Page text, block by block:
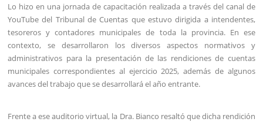
Lo hizo en una jornada de capacitación realizada a través del canal de
YouTube del Tribunal de Cuentas que estuvo dirigida a intendentes,
tesoreros y contadores municipales de toda la provincia. En ese
contexto, se desarrollaron los diversos aspectos normativos y
administrativos para la presentación de las rendiciones de cuentas
municipales correspondientes al ejercicio 2025, además de algunos
avances del trabajo que se desarrollará el año entrante.
Frente a ese auditorio virtual, la Dra. Bianco resaltó que dicha rendición